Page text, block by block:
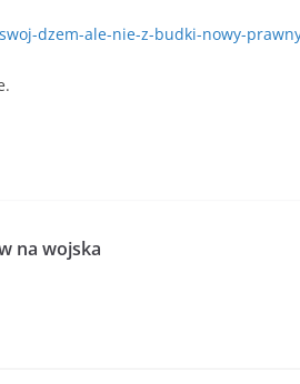
dzem-ale-nie-z-budki-nowy-
na wojska